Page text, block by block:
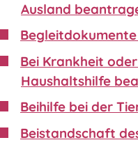
Ausland
Bei Krankheit
Haushaltshilfe
Beihilfe bei der
Beistandschaft